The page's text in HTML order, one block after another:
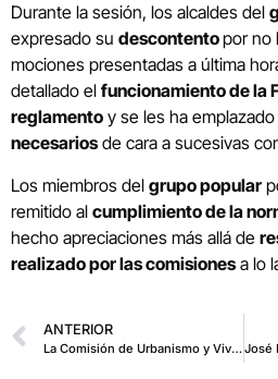
Durante la sesión, los alcaldes del
expresado su descontentopor no
mociones presentadas a última
detallado el funcionamiento de la
reglamento y se les ha
necesariosde cara a sucesivas
Los miembros del grupo popular
remitido al cumplimiento de la
hecho apreciaciones más allá de
realizado por las comisionesa lo
ANTERIOR
La Comisión de Urbanismo y Vivienda de la FMM respalda la nueva Ley de Impulso y Desarrollo Equilibrado de la región